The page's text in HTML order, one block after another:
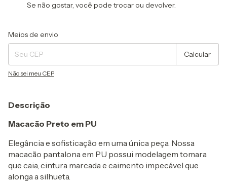
Se não gostar, você pode trocar ou devolver.
Entregas para o CEP:
Meios de envio
Calcular
Não sei meu CEP
Descrição
Macacão Preto em PU
Elegância e sofisticação em uma única peça. Nossa
macacão pantalona em PU possui modelagem tomara
que caia, cintura marcada e caimento impecável que
alonga a silhueta.